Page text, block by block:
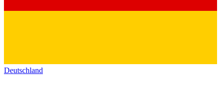
Deutschland